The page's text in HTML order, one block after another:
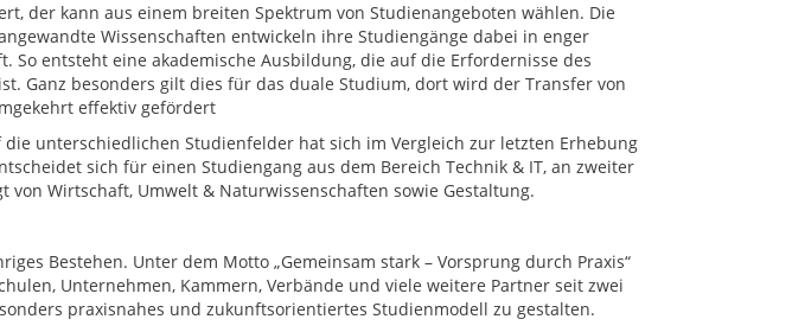
der kann aus einem breiten Spektrum von Studienangeboten wählen. Die
Wissenschaften entwickeln ihre Studiengänge dabei in enger
So entsteht eine akademische Ausbildung, die auf die Erfordernisse des
Ganz besonders gilt dies für das duale Studium, dort wird der Transfer von
effektiv gefördert
unterschiedlichen Studienfelder hat sich im Vergleich zur letzten Erhebung
sich für einen Studiengang aus dem Bereich Technik & IT, an zweiter
von Wirtschaft, Umwelt & Naturwissenschaften sowie Gestaltung.
Bestehen. Unter dem Motto „Gemeinsam stark – Vorsprung durch Praxis“
Unternehmen, Kammern, Verbände und viele weitere Partner seit zwei
praxisnahes und zukunftsorientiertes Studienmodell zu gestalten.